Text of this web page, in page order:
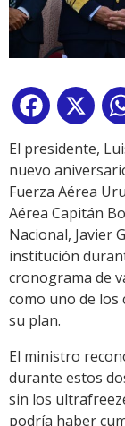
Facebook
X
El presidente,
nuevo
Fuerza Aérea
Aérea Capitán
Nacional, Javier
institución
cronograma de
como uno de
su plan.
El ministro
durante estos
sin los
podría haber